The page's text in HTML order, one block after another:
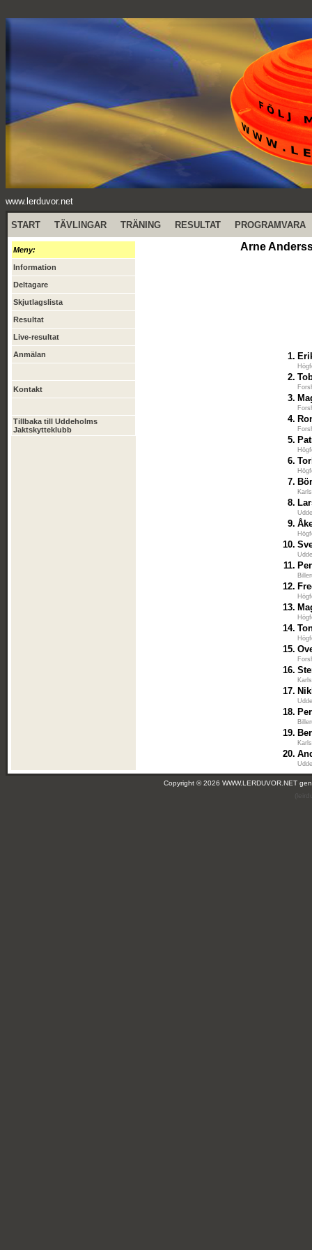
www.lerduvor.net
START TÄVLINGAR TRÄNING RESULTAT PROGRAMVARA
Meny:
Information
Deltagare
Skjutlagslista
Resultat
Live-resultat
Anmälan
Kontakt
Tillbaka till Uddeholms
Jaktskytteklubb
Arne
1.
2.
3.
4.
5.
6.
7.
8.
9.
10.
11.
12.
13.
14.
15.
16.
17.
18.
19.
20.
Copyright © 2026 WWW.LERDUVOR.NET